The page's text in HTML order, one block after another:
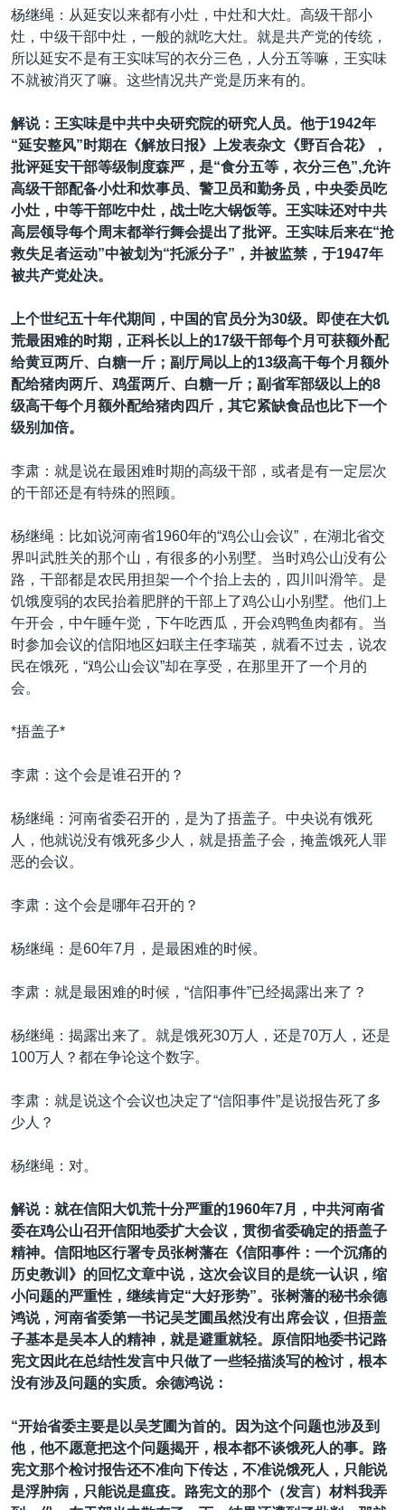
杨继绳：从延安以来都有小灶，中灶和大灶。高级干部小
灶，中级干部中灶，一般的就吃大灶。就是共产党的传统，
所以延安不是有王实味写的衣分三色，人分五等嘛，王实味
不就被消灭了嘛。这些情况共产党是历来有的。
解说：王实味是中共中央研究院的研究人员。他于1942年
“延安整风”时期在《解放日报》上发表杂文《野百合花》，
批评延安干部等级制度森严，是“食分五等，衣分三色”,允许
高级干部配备小灶和炊事员、警卫员和勤务员，中央委员吃
小灶，中等干部吃中灶，战士吃大锅饭等。王实味还对中共
高层领导每个周末都举行舞会提出了批评。王实味后来在“抢
救失足者运动”中被划为“托派分子”，并被监禁，于1947年
被共产党处决。
上个世纪五十年代期间，中国的官员分为30级。即使在大饥
荒最困难的时期，正科长以上的17级干部每个月可获额外配
给黄豆两斤、白糖一斤；副厅局以上的13级高干每个月额外
配给猪肉两斤、鸡蛋两斤、白糖一斤；副省军部级以上的8
级高干每个月额外配给猪肉四斤，其它紧缺食品也比下一个
级别加倍。
李肃：就是说在最困难时期的高级干部，或者是有一定层次
的干部还是有特殊的照顾。
杨继绳：比如说河南省1960年的“鸡公山会议”，在湖北省交
界叫武胜关的那个山，有很多的小别墅。当时鸡公山没有公
路，干部都是农民用担架一个个抬上去的，四川叫滑竿。是
饥饿廋弱的农民抬着肥胖的干部上了鸡公山小别墅。他们上
午开会，中午睡午觉，下午吃西瓜，开会鸡鸭鱼肉都有。当
时参加会议的信阳地区妇联主任李瑞英，就看不过去，说农
民在饿死，“鸡公山会议”却在享受，在那里开了一个月的
会。
*捂盖子*
李肃：这个会是谁召开的？
杨继绳：河南省委召开的，是为了捂盖子。中央说有饿死
人，他就说没有饿死多少人，就是捂盖子会，掩盖饿死人罪
恶的会议。
李肃：这个会是哪年召开的？
杨继绳：是60年7月，是最困难的时候。
李肃：就是最困难的时候，“信阳事件”已经揭露出来了？
杨继绳：揭露出来了。就是饿死30万人，还是70万人，还是
100万人？都在争论这个数字。
李肃：就是说这个会议也决定了“信阳事件”是说报告死了多
少人？
杨继绳：对。
解说：就在信阳大饥荒十分严重的1960年7月，中共河南省
委在鸡公山召开信阳地委扩大会议，贯彻省委确定的捂盖子
精神。信阳地区行署专员张树藩在《信阳事件：一个沉痛的
历史教训》的回忆文章中说，这次会议目的是统一认识，缩
小问题的严重性，继续肯定“大好形势”。张树藩的秘书余德
鸿说，河南省委第一书记吴芝圃虽然没有出席会议，但捂盖
子基本是吴本人的精神，就是避重就轻。原信阳地委书记路
宪文因此在总结性发言中只做了一些轻描淡写的检讨，根本
没有涉及问题的实质。余德鸿说：
“开始省委主要是以吴芝圃为首的。因为这个问题也涉及到
他，他不愿意把这个问题揭开，根本都不谈饿死人的事。路
宪文那个检讨报告还不准向下传达，不准说饿死人，只能说
是浮肿病，只能说是瘟疫。路宪文的那个（发言）材料我弄